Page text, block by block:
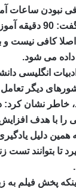
نبودن ساعات
مدارس دانست و
کافی نیست و
می شود.
انگلیسی
دیگر
خاطر نشان کرد:
را با هدف
همین دلیل
تا بتوانند
پخش فیلم به